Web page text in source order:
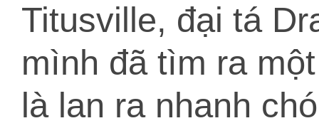
Titusville, đại tá
mình đã tìm ra
là lan ra nhanh